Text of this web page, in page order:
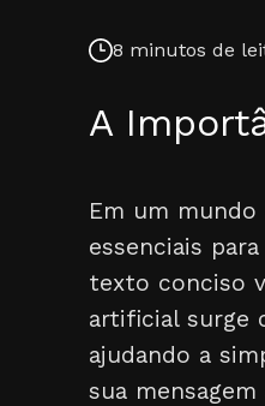
8 minutos de
A
Em um mundo
essenciais
texto conciso
artificial surge
ajudando a
sua